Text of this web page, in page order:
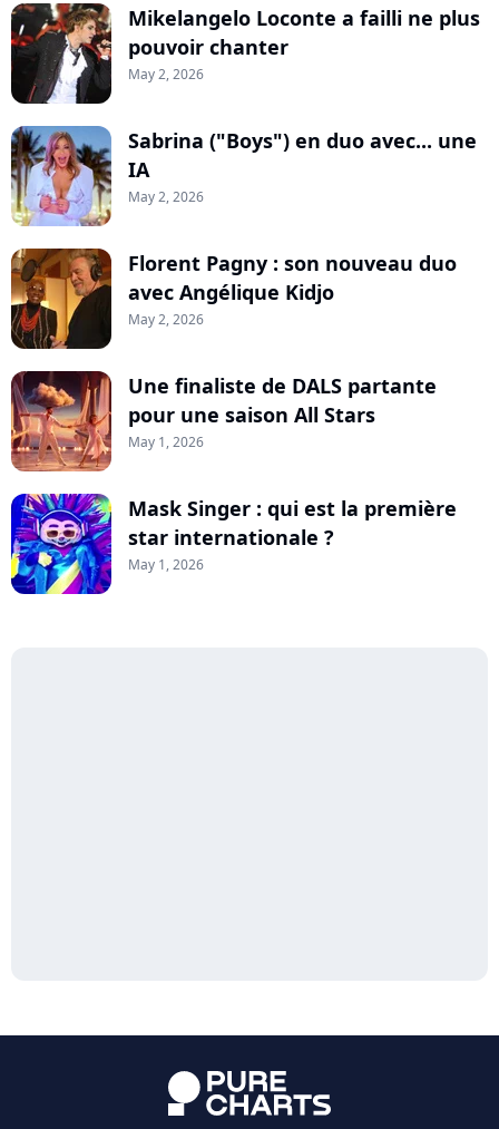
Mikelangelo Loconte a failli ne plus
pouvoir chanter
May 2, 2026
Sabrina ("Boys") en duo avec... une
IA
May 2, 2026
Florent Pagny : son nouveau duo
avec Angélique Kidjo
May 2, 2026
Une finaliste de DALS partante
pour une saison All Stars
May 1, 2026
Mask Singer : qui est la première
star internationale ?
May 1, 2026